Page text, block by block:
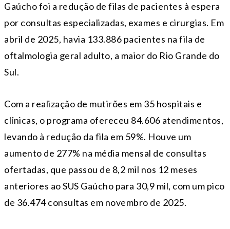
Gaúcho foi a redução de filas de pacientes à espera
por consultas especializadas, exames e cirurgias. Em
abril de 2025, havia 133.886 pacientes na fila de
oftalmologia geral adulto, a maior do Rio Grande do
Sul.
Com a realização de mutirões em 35 hospitais e
clínicas, o programa ofereceu 84.606 atendimentos,
levando à redução da fila em 59%. Houve um
aumento de 277% na média mensal de consultas
ofertadas, que passou de 8,2 mil nos 12 meses
anteriores ao SUS Gaúcho para 30,9 mil, com um pico
de 36.474 consultas em novembro de 2025.